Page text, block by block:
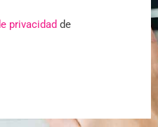
privacidad de